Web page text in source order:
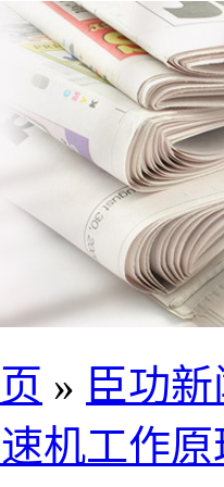
» 臣功
机工作原